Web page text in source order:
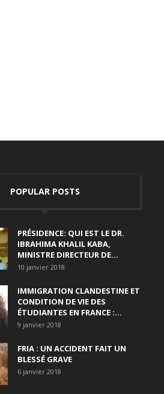
POPULAR POSTS
PRÉSIDENCE: QUI EST LE DR.
IBRAHIMA KHALIL KABA,
MINISTRE DIRECTEUR DE...
10 janvier 2018
IMMIGRATION CLANDESTINE ET
CONDITION DE VIE DES
ÉTUDIANTES EN FRANCE :...
9 janvier 2018
FRIA : UN ACCIDENT FAIT UN
BLESSÉ GRAVE
6 janvier 2018